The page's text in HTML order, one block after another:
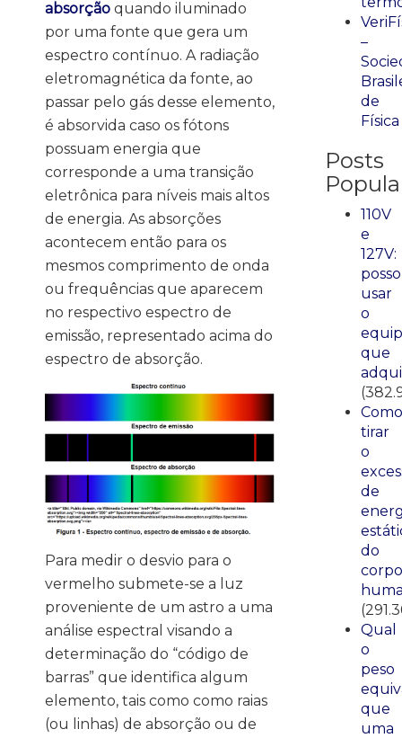
absorção quando iluminado
por uma fonte que gera um
espectro contínuo. A radiação
eletromagnética da fonte, ao
passar pelo gás desse elemento,
é absorvida caso os fótons
possuam energia que
corresponde a uma transição
eletrônica para níveis mais altos
de energia. As absorções
acontecem então para os
mesmos comprimento de onda
ou frequências que aparecem
no respectivo espectro de
emissão, representado acima do
espectro de absorção.
Para medir o desvio para o
vermelho submete-se a luz
proveniente de um astro a uma
análise espectral visando a
determinação do “código de
barras” que identifica algum
elemento, tais como como raias
(ou linhas) de absorção ou de
–
de
Física
Posts
110V
e
127V:
posso
usar
o
que
Como
tirar
o
de
do
corpo
Qual
o
peso
que
uma